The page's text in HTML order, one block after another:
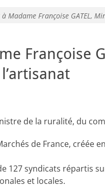
Madame Françoise GATEL,
Françoise
de la ruralité, du
de France, créée
127 syndicats répartis
et locales.